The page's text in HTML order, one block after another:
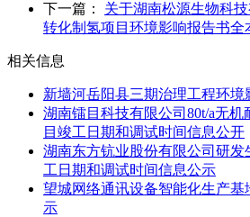
下一篇： 关于湖南松源生物科
转化制氢项目环境影响报告书全
相关信息
新墙河岳阳县三期治理工程环
湖南镭目科技有限公司80t/a无
目竣工日期和调试时间信息公开
湖南东方钪业股份有限公司研发
工日期和调试时间信息公示
望城网络通讯设备智能化生产
示